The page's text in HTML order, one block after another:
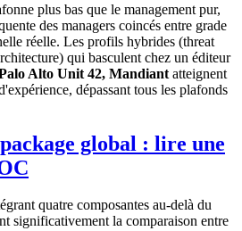
plus bas que le management pur,
des managers coincés entre grade
réelle. Les profils hybrides (threat
qui basculent chez un éditeur
Alto Unit 42, Mandiant atteignent
dépassant tous les plafonds
global : lire une
quatre composantes au-delà du
significativement la comparaison entre